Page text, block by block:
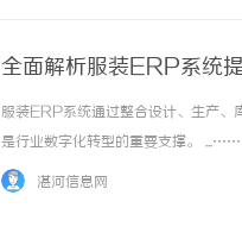
全面解析服装ERP系统
服装ERP系统通过整合设计、生产、
是行业数字化转型的重要支撑。 ...……
湛河信息网